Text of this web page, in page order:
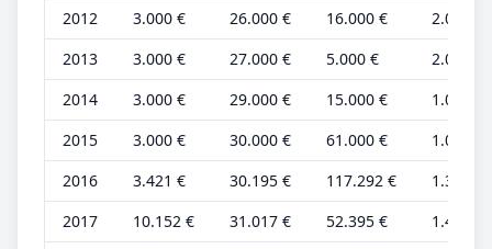
2012
3.000 € 26.000 € 16.000 €
2.000 €
2013
3.000 € 27.000 € 5.000 €
2.000 €
2014
3.000 € 29.000 € 15.000 €
1.000 €
2015
3.000 € 30.000 € 61.000 €
1.000 €
2016
3.421 € 30.195 € 117.292 €
1.368 €
2017
10.152 € 31.017 € 52.395 €
1.450 €